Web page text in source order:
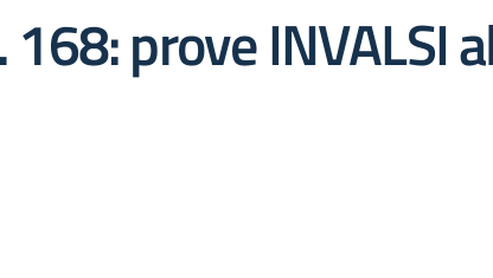
prove INVALSI